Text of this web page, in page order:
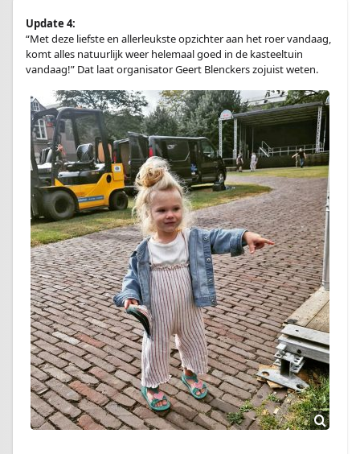
Update 4:
“Met deze liefste en allerleukste opzichter aan het roer vandaag,
komt alles natuurlijk weer helemaal goed in de kasteeltuin
vandaag!” Dat laat organisator Geert Blenckers zojuist weten.